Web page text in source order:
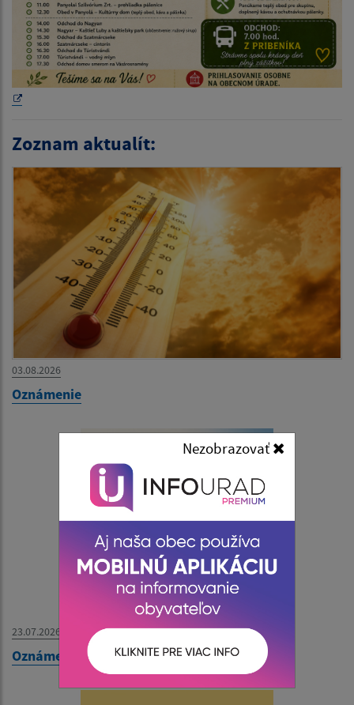
Nezobrazovať
Zoznam aktualít:
03.08.2026
Oznámenie
23.07.2026
Oznámenie